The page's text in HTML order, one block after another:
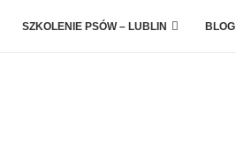
SZKOLENIE PSÓW – LUBLIN BLOG